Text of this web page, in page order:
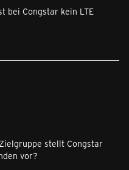
bei Congstar kein LTE
stellt Congstar
vor?